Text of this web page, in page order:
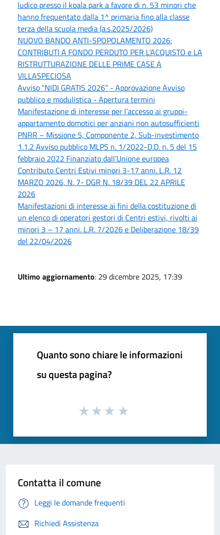
ludico presso il koala park a favore di n. 53 minori che
hanno frequentato dalla 1^ primaria fino alla classe
terza della scuola media (a.s.2025/2026)
NUOVO BANDO ANTI-SPOPOLAMENTO 2026:
CONTRIBUTI A FONDO PERDUTO PER L'ACQUISTO e LA
RISTRUTTURAZIONE DELLE PRIME CASE A
VILLASPECIOSA
Avviso “NIDI GRATIS 2026” - Approvazione Avviso
pubblico e modulistica - Apertura termini
Manifestazione di interesse per l’accesso ai gruppi-
appartamento domotici per anziani non autosufficienti
PNRR – Missione 5, Componente 2, Sub-investimento
1.1.2 Avviso pubblico MLPS n. 1/2022-D.D. n. 5 del 15
febbraio 2022 Finanziato dall’Unione europea
Contributo Centri Estivi minori 3-17 anni. L.R. 12
MARZO 2026, N. 7- DGR N. 18/39 DEL 22 APRILE
2026
Manifestazioni di interesse ai fini della costituzione di
un elenco di operatori gestori di Centri estivi, rivolti ai
minori 3 – 17 anni. L.R. 7/2026 e Deliberazione 18/39
del 22/04/2026
Ultimo aggiornamento: 29 dicembre 2025, 17:39
Quanto sono chiare le informazioni
su questa pagina?
Contatta il comune
Leggi le domande frequenti
Richiedi Assistenza